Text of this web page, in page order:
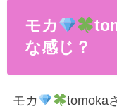
モカ
な感じ？
モカ tomoka